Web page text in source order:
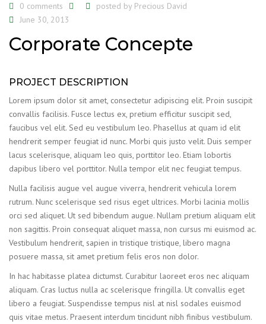
0 comments posted by Precious David
June 30, 2013
Corporate Concepte
PROJECT DESCRIPTION
Lorem ipsum dolor sit amet, consectetur adipiscing elit. Proin suscipit
convallis facilisis. Fusce lectus ex, pretium efficitur suscipit sed,
faucibus vel elit. Sed eu vestibulum leo. Phasellus at quam id elit
hendrerit semper feugiat id nunc. Morbi quis justo velit. Duis semper
lacus scelerisque, aliquam leo quis, porttitor leo. Etiam lobortis
dapibus libero vel porttitor. Nulla tempor elit nec feugiat tempus.
Nulla facilisis augue vel augue viverra, hendrerit vehicula lorem
rutrum. Nunc scelerisque sed risus eget ultrices. Morbi lacinia mollis
orci sed aliquet. Ut sed bibendum augue. Nullam pretium aliquam elit
non sagittis. Proin consequat aliquet massa, non cursus mi euismod ac.
Vestibulum hendrerit, sapien in tristique tristique, libero magna
posuere massa, sit amet pretium felis eros non dolor.
In hac habitasse platea dictumst. Curabitur laoreet eros nec aliquam
aliquam. Cras luctus nulla ac scelerisque fringilla. Ut convallis eget
libero a feugiat. Suspendisse tempus nisl at nisl sodales euismod
quis vitae metus. Praesent interdum tincidunt nibh finibus vestibulum.